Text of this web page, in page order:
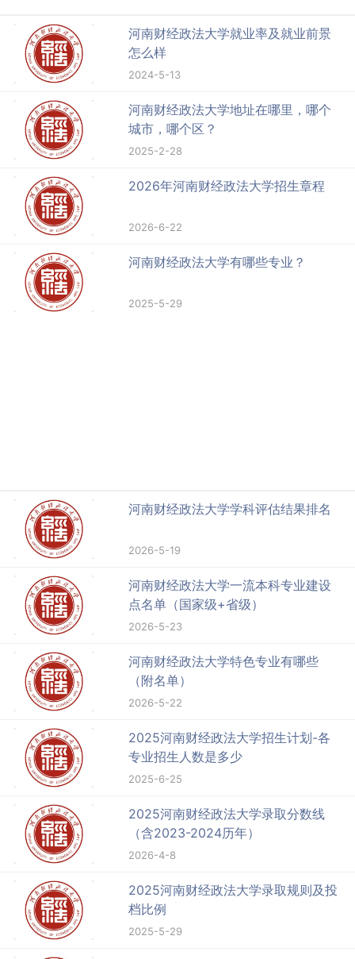
河南财经政法大学就业率及就业前景
怎么样
2024-5-13
河南财经政法大学地址在哪里，哪个
城市，哪个区？
2025-2-28
2026年河南财经政法大学招生章程
2026-6-22
河南财经政法大学有哪些专业？
2025-5-29
河南财经政法大学学科评估结果排名
2026-5-19
河南财经政法大学一流本科专业建设
点名单（国家级+省级）
2026-5-23
河南财经政法大学特色专业有哪些
（附名单）
2026-5-22
2025河南财经政法大学招生计划-各
专业招生人数是多少
2025-6-25
2025河南财经政法大学录取分数线
（含2023-2024历年）
2026-4-8
2025河南财经政法大学录取规则及投
档比例
2025-5-29